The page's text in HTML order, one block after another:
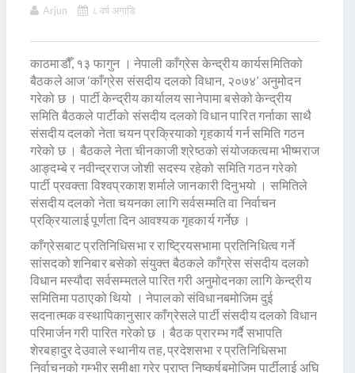
Arjun ८ वर्ष अगाडि
काठमाडौँ, १३ फागुन । नेपाली काँग्रेस केन्द्रीय कार्यसमितिको
बैठकले आज ‘काँग्रेस संसदीय दलको विधान, २०७४’ अनुमोदन
गरेको छ । पार्टी केन्द्रीय कार्यालय सानेपामा बसेको केन्द्रीय
समिति बैठकले पार्टीको संसदीय दलको विधान पारित गर्नाका साथै
संसदीय दलको नेता चयन प्रक्रियाको गृहकार्य गर्न समिति गठन
गरेको छ । बैठकले नेता चीनकाजी श्रेष्ठको संयोजकत्वमा भीष्मराज
आङ्दम्बे र नवीन्द्रराज जोशी सदस्य रहेको समिति गठन गरेको
पार्टी प्रवक्ता विश्वप्रकाश शर्माले जानकारी दिनुभयो । समितिले
संसदीय दलको नेता चयनका लागि सर्वसम्मति वा निर्वाचन
प्रक्रियालाई पूर्णता दिन आवश्यक गृहकार्य गर्नेछ ।
काँग्रेसबाट प्रतिनिधिसभा र राष्ट्रियसभामा प्रतिनिधित्व गर्ने
सांसदको शनिबार बसेको संयुक्त बैठकले काँग्रेस संसदीय दलको
विधान मस्यौदा सर्वसम्मतले पारित गरी अनुमोदनका लागि केन्द्रीय
समितिमा पठाएको थियो । नेपालको संविधानबमोजिम दुई
सदनात्मक वस्थापिकानुसार काँग्रेसले पार्टी संसदीय दलको विधान
परिमार्जन गरी पारित गरेको छ । बैठक प्रारम्भ गर्दै सभापति
शेरबहादुर देउवाले स्थानीय तह, प्रदेशसभा र प्रतिनिधिसभा
निर्वाचनको गम्भीर समीक्षा गरेर प्राप्त निष्कर्षबमोजिम पार्टीलाई अघि